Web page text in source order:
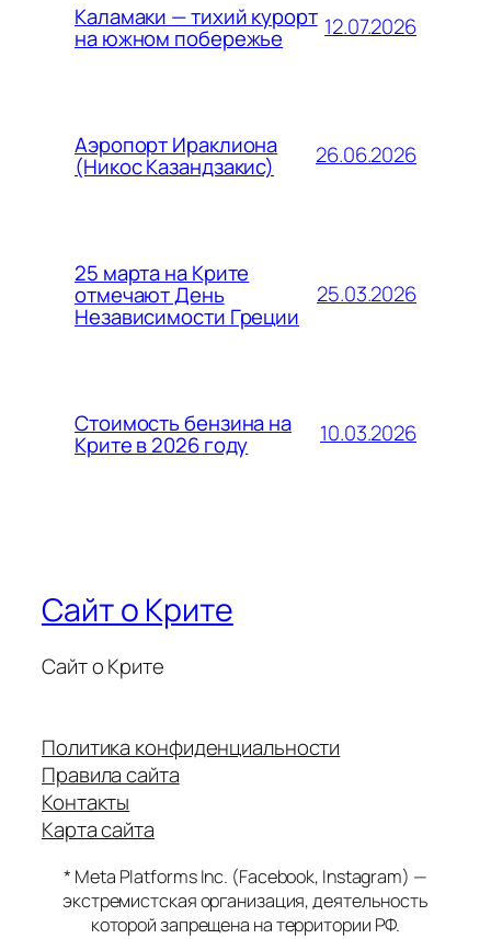
Каламаки — тихий курорт
на южном побережье 12.07.2026
Аэропорт Ираклиона
(Никос Казандзакис) 26.06.2026
25 марта на Крите
отмечают День
Независимости Греции
25.03.2026
Стоимость бензина на
Крите в 2026 году 10.03.2026
Сайт о Крите
Сайт о Крите
Политика конфиденциальности
Правила сайта
Контакты
Карта сайта
* Meta Platforms Inc. (Facebook, Instagram) —
экстремистская организация, деятельность
которой запрещена на территории РФ.